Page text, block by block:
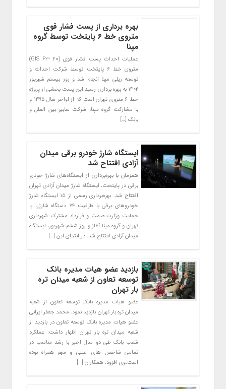
بهره برداری از پست فشار قوی
متروی خط ۶ پایتخت توسط گروه
مپنا
عملیات احداث پست فشار قوی (GIS 63- 20)
متروی خط ۶ پایتخت توسط شرکت احداث و
توسعه ریلی مپنا انجام شد و روز بیستم شهریور
۱۴۰۲ به بهره برداری رسید.این پست بخشی از پروژه
خط ۶ متروی تهران است که از اواخر سال ۱۳۹۵ و
با مشارکت گروه مپنا، شرکت سابیر بین الملل و
بانک […]
ایستگاه شارژ خودرو برقی میدان
آزادی افتتاح ‌شد
همزمان با بهره‌برداری از ایستگاه‌های شارژ خودرو
برقی در پایتخت، ایستگاه شارژ میدان آزادی تهران
افتتاح شد. بهره‌برداری رسمی از ۱۵ ایستگاه شارژ
خودروهای برقی با ظرفیت ۷۴ دستگاه شارژر، با
حمایت وزارت صمت و قرارداد مشترک شهرداری
تهران و گروه مپنا آغاز و روز ششم شهریور، ایستگاه
میدان آزادی افتتاح ‌شد. در ابتدای این […]
بازدید عضو هیات مدیره بانک
توسعه تعاون از شعبه میدان تره
بار تهران
عضو هیات مدیره بانک توسعه تعاون از شعبه
میدان تره بار تهران بازدید نمود. محمد جعفر ایرانی
عضو هیات مدیره بانک توسعه تعاون در بازدید از
شعبه میدان تره بار تهران اظهار داشت: عملکرد
شعب بانک طی دو سال اخیر با رشد مناسب در
تمامی شاخص های اصلی و مهم همراه بوده
است.وی افزود: همکاران […]